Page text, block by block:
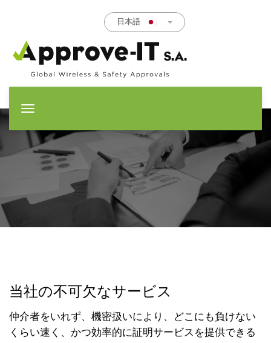
日本語
T
g
n
v
t
i
o
n
当社の不可欠なサービス
仲介者をいれず、機密扱いにより、どこにも負けない
くらい速く、かつ効率的に証明サービスを提供できる